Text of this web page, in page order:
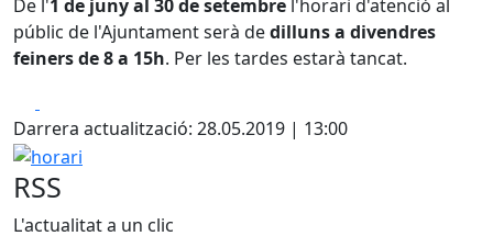
De l'1 de juny al 30 de setembre l'horari d'atenció al
públic de l'Ajuntament serà dedilluns a divendres
feiners de 8 a 15h. Per les tardes estarà tancat.
Darrera actualització: 28.05.2019 | 13:00
horari
RSS
L'actualitat a un clic